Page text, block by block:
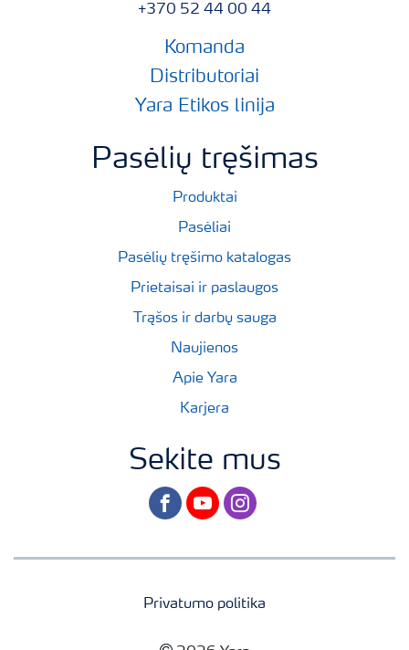
+370 52 44 00 44
Komanda
Distributoriai
Yara Etikos linija
Pasėlių tręšimas
Produktai
Pasėliai
Pasėlių tręšimo katalogas
Prietaisai ir paslaugos
Trąšos ir darbų sauga
Naujienos
Apie Yara
Karjera
Sekite mus
facebookyoutubeinstagram
Privatumo politika